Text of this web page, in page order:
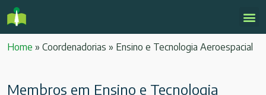
Home » Coordenadorias » Ensino e Tecnologia Aeroespacial
Membros em Ensino e Tecnologia